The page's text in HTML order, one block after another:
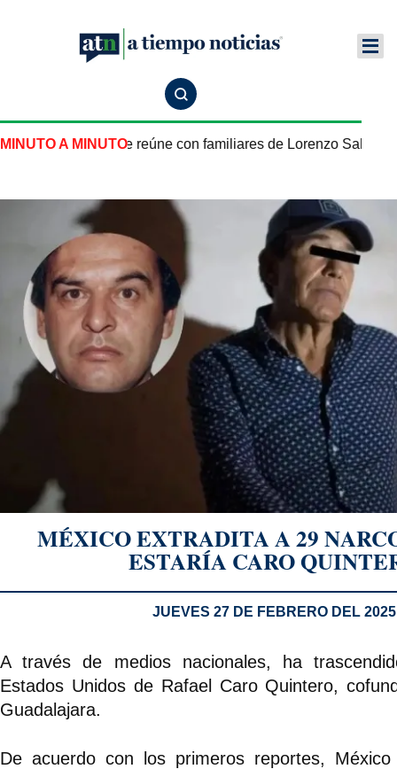
MINUTO A MINUTO
en EU se reúne con familiares de Lorenzo Salgado en
MÉXICO EXTRADITA A 29
ESTARÍA CARO
JUEVES 27 DE FEBRERO DEL 2025
A través de medios nacionales, ha
Estados Unidos de Rafael Caro Quintero,
Guadalajara.
De acuerdo con los primeros reportes,